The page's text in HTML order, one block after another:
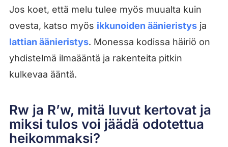
Jos koet, että melu tulee myös muualta kuin
ovesta, katso myös ikkunoiden äänieristysja
lattian äänieristys. Monessa kodissa häiriö on
yhdistelmä ilmaääntä ja rakenteita pitkin
kulkevaa ääntä.
Rw ja R’w, mitä luvut kertovat ja
miksi tulos voi jäädä odotettua
heikommaksi?